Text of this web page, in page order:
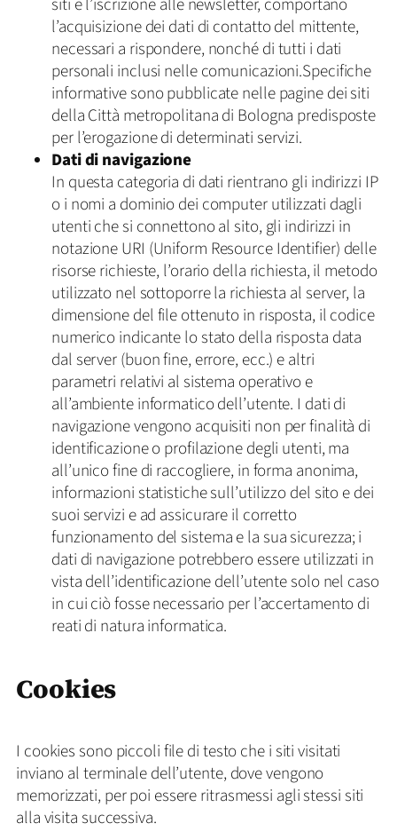
l’acquisizione dei dati di contatto del mittente,
necessari a rispondere, nonché di tutti i dati
personali inclusi nelle comunicazioni.Specifiche
informative sono pubblicate nelle pagine dei siti
della Città metropolitana di Bologna predisposte
per l’erogazione di determinati servizi.
Dati di navigazione
In questa categoria di dati rientrano gli indirizzi IP
o i nomi a dominio dei computer utilizzati dagli
utenti che si connettono al sito, gli indirizzi in
notazione URI (Uniform Resource Identifier) delle
risorse richieste, l’orario della richiesta, il metodo
utilizzato nel sottoporre la richiesta al server, la
dimensione del file ottenuto in risposta, il codice
numerico indicante lo stato della risposta data
dal server (buon fine, errore, ecc.) e altri
parametri relativi al sistema operativo e
all’ambiente informatico dell’utente. I dati di
navigazione vengono acquisiti non per finalità di
identificazione o profilazione degli utenti, ma
all’unico fine di raccogliere, in forma anonima,
informazioni statistiche sull’utilizzo del sito e dei
suoi servizi e ad assicurare il corretto
funzionamento del sistema e la sua sicurezza; i
dati di navigazione potrebbero essere utilizzati in
vista dell’identificazione dell’utente solo nel caso
in cui ciò fosse necessario per l’accertamento di
reati di natura informatica.
Cookies
I cookies sono piccoli file di testo che i siti visitati
inviano al terminale dell’utente, dove vengono
memorizzati, per poi essere ritrasmessi agli stessi siti
alla visita successiva.